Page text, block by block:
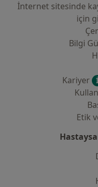
İnternet sitesinde
i̇çin
Bilgi
Kariyer
Etik